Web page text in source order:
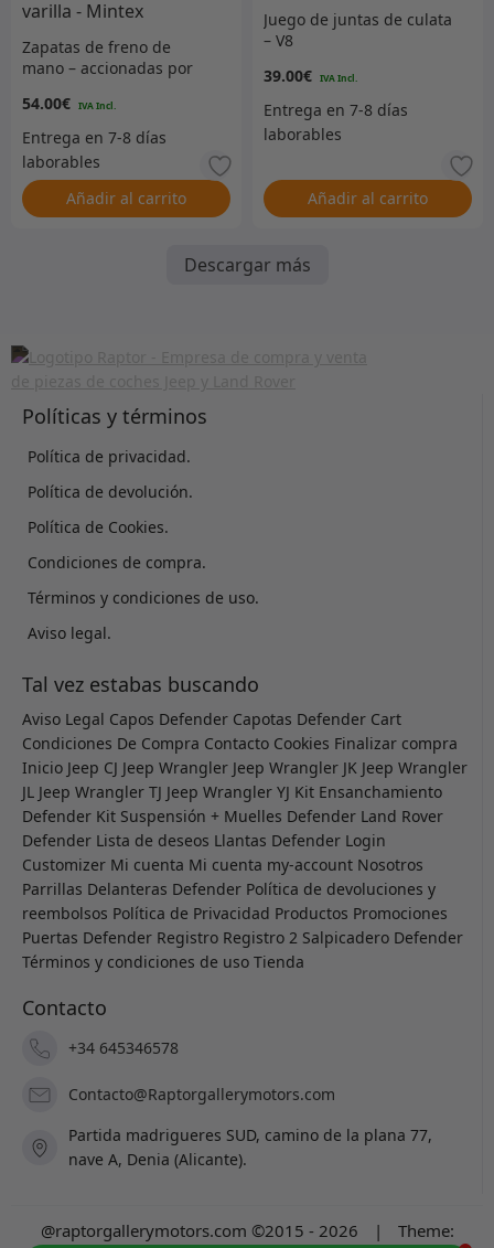
Zapatas de freno de
mano – accionadas por
54.00€
Añadir al carrito
Juego de juntas de culata
– V8
39.00€
Añadir al carrito
Descargar más
Políticas y términos
Política de privacidad.
Política de devolución.
Política de Cookies.
Condiciones de compra.
Términos y condiciones de uso.
Aviso legal.
Tal vez estabas buscando
Aviso Legal Capos Defender Capotas Defender Cart
Condiciones De Compra Contacto Cookies Finalizar compra
Inicio Jeep CJ Jeep Wrangler Jeep Wrangler JK Jeep Wrangler
JL Jeep Wrangler TJ Jeep Wrangler YJ Kit Ensanchamiento
Defender Kit Suspensión + Muelles Defender Land Rover
Defender Lista de deseos Llantas Defender Login
Customizer Mi cuenta Mi cuenta my-account Nosotros
Parrillas Delanteras Defender Política de devoluciones y
reembolsos Política de Privacidad Productos Promociones
Puertas Defender Registro Registro 2 Salpicadero Defender
Términos y condiciones de uso Tienda
Contacto
+34 645346578
Contacto@Raptorgallerymotors.com
Partida madrigueres SUD, camino de la plana 77,
nave A, Denia (Alicante).
@raptorgallerymotors.com ©2015 - 2026 |
Theme: